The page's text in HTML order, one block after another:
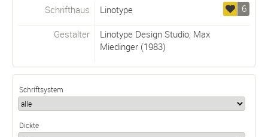
6
Schrifthaus Linotype
Gestalter Linotype Design Studio, Max
Miedinger(1983)
Schriftsystem
Dickte